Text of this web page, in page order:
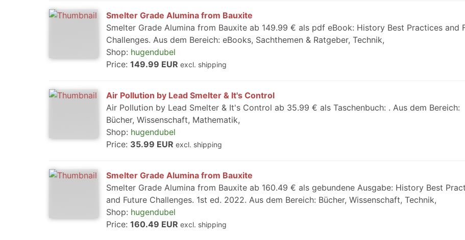
Smelter Grade Alumina from Bauxite
Smelter Grade Alumina from Bauxite ab 149.99 € als pdf eBook: History Best Practices and
Challenges. Aus dem Bereich: eBooks, Sachthemen & Ratgeber, Technik,
Shop: hugendubel
Price: 149.99 EUR excl. shipping
Air Pollution by Lead Smelter & It's Control
Air Pollution by Lead Smelter & It's Control ab 35.99 € als Taschenbuch: . Aus dem Bereich:
Bücher, Wissenschaft, Mathematik,
Shop: hugendubel
Price: 35.99 EUR excl. shipping
Smelter Grade Alumina from Bauxite
Smelter Grade Alumina from Bauxite ab 160.49 € als gebundene Ausgabe: History Best
and Future Challenges. 1st ed. 2022. Aus dem Bereich: Bücher, Wissenschaft, Technik,
Shop: hugendubel
Price: 160.49 EUR excl. shipping